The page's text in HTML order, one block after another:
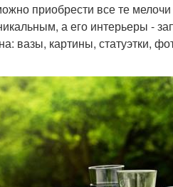
приобрести все те
а его интерьеры -
вазы, картины, статуэтки,